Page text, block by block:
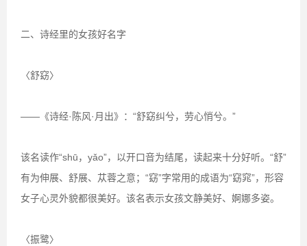
二、诗经里的女孩好名字
〈舒窈〉
——《诗经·陈风·月出》：“舒窈纠兮，劳心悄兮。”
该名读作“shū，yǎo”，以开口音为结尾，读起来十分好听。“舒”
有为伸展、舒展、苁蓉之意；“窈”字常用的成语为“窈窕”，形容
女子心灵外貌都很美好。该名表示女孩文静美好、婀娜多姿。
〈振鹭〉